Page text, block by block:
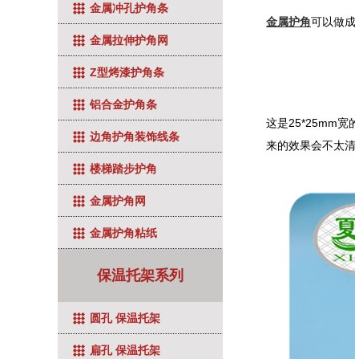
金属冲孔护角条
金属拉伸护角网
Z型烤漆护角条
铝合金护角条
边角护角装饰线条
楼梯踏步护角
金属护角网
金属护角粘纸
保温托架系列
圆孔 保温托架
扁孔 保温托架
金属护角可以做
这是25*25mm宽
来的效果会不太